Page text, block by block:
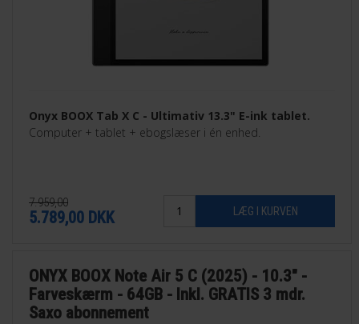
Onyx BOOX Tab X C - Ultimativ 13.3" E-ink tablet.
Computer + tablet + ebogslæser i én enhed.
7.959,00
5.789,00 DKK
ONYX BOOX Note Air 5 C (2025) - 10.3" -
Farveskærm - 64GB - Inkl. GRATIS 3 mdr.
Saxo abonnement